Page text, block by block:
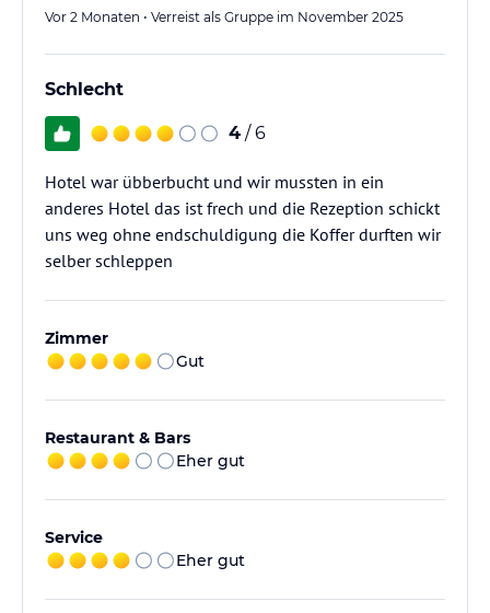
Vor 2 Monaten • Verreist als Gruppe im November 2025
Schlecht
4 / 6
Hotel war übberbucht und wir mussten in ein
anderes Hotel das ist frech und die Rezeption schickt
uns weg ohne endschuldigung die Koffer durften wir
selber schleppen
Zimmer
Gut
Restaurant & Bars
Eher gut
Service
Eher gut